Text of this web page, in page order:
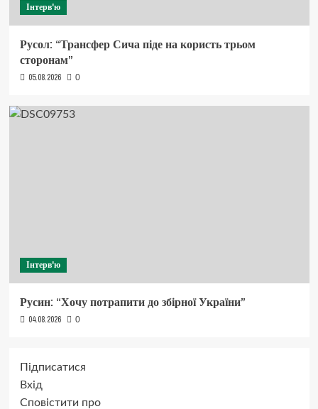
Інтерв'ю
Русол: “Трансфер Сича піде на користь трьом
сторонам”
05.08.2026 0
Інтерв'ю
Русин: “Хочу потрапити до збірної України”
04.08.2026 0
Підписатися
Вхід
Сповістити про